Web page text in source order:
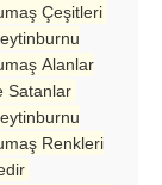
Çeşitleri
Alanlar
Satanlar
Renkleri